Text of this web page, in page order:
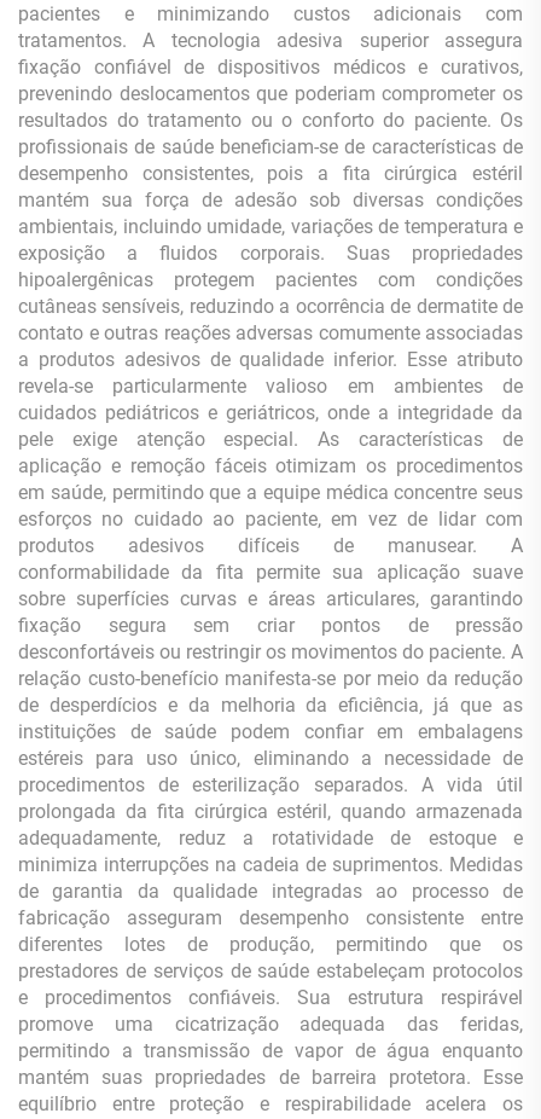
pacientes e minimizando custos adicionais com
tratamentos. A tecnologia adesiva superior assegura
fixação confiável de dispositivos médicos e curativos,
prevenindo deslocamentos que poderiam comprometer os
resultados do tratamento ou o conforto do paciente. Os
profissionais de saúde beneficiam-se de características de
desempenho consistentes, pois a fita cirúrgica estéril
mantém sua força de adesão sob diversas condições
ambientais, incluindo umidade, variações de temperatura e
exposição a fluidos corporais. Suas propriedades
hipoalergênicas protegem pacientes com condições
cutâneas sensíveis, reduzindo a ocorrência de dermatite de
contato e outras reações adversas comumente associadas
a produtos adesivos de qualidade inferior. Esse atributo
revela-se particularmente valioso em ambientes de
cuidados pediátricos e geriátricos, onde a integridade da
pele exige atenção especial. As características de
aplicação e remoção fáceis otimizam os procedimentos
em saúde, permitindo que a equipe médica concentre seus
esforços no cuidado ao paciente, em vez de lidar com
produtos adesivos difíceis de manusear. A
conformabilidade da fita permite sua aplicação suave
sobre superfícies curvas e áreas articulares, garantindo
fixação segura sem criar pontos de pressão
desconfortáveis ou restringir os movimentos do paciente. A
relação custo-benefício manifesta-se por meio da redução
de desperdícios e da melhoria da eficiência, já que as
instituições de saúde podem confiar em embalagens
estéreis para uso único, eliminando a necessidade de
procedimentos de esterilização separados. A vida útil
prolongada da fita cirúrgica estéril, quando armazenada
adequadamente, reduz a rotatividade de estoque e
minimiza interrupções na cadeia de suprimentos. Medidas
de garantia da qualidade integradas ao processo de
fabricação asseguram desempenho consistente entre
diferentes lotes de produção, permitindo que os
prestadores de serviços de saúde estabeleçam protocolos
e procedimentos confiáveis. Sua estrutura respirável
promove uma cicatrização adequada das feridas,
permitindo a transmissão de vapor de água enquanto
mantém suas propriedades de barreira protetora. Esse
equilíbrio entre proteção e respirabilidade acelera os